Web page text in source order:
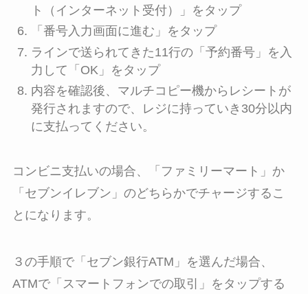
ト（インターネット受付）」をタップ
「番号入力画面に進む」をタップ
ラインで送られてきた11行の「予約番号」を入
力して「OK」をタップ
内容を確認後、マルチコピー機からレシートが
発行されますので、レジに持っていき30分以内
に支払ってください。
コンビニ支払いの場合、「ファミリーマート」か
「セブンイレブン」のどちらかでチャージするこ
とになります。
３の手順で「セブン銀行ATM」を選んだ場合、
ATMで「スマートフォンでの取引」をタップする